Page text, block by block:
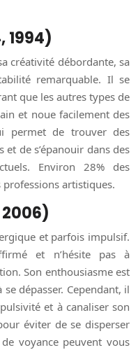
1994)
créativité débordante, sa
remarquable. Il se
que les autres types de
et noue facilement des
permet de trouver des
de s’épanouir dans des
Environ 28% des
professions artistiques.
2006)
et parfois impulsif.
et n’hésite pas à
Son enthousiasme est
dépasser. Cependant, il
et à canaliser son
éviter de se disperser
voyance peuvent vous